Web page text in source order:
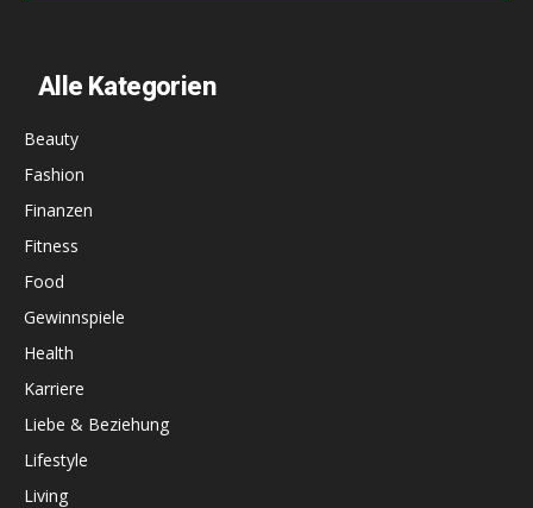
Alle Kategorien
Beauty
Fashion
Finanzen
Fitness
Food
Gewinnspiele
Health
Karriere
Liebe & Beziehung
Lifestyle
Living